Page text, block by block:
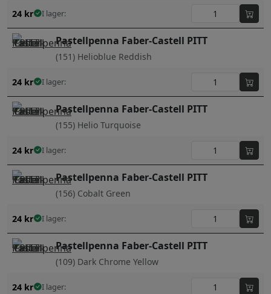
24 kr I lager:
Pastellpenna Faber-Castell PITT
(151) Helioblue Reddish
24 kr I lager:
Pastellpenna Faber-Castell PITT
(155) Helio Turquoise
24 kr I lager:
Pastellpenna Faber-Castell PITT
(156) Cobalt Green
24 kr I lager:
Pastellpenna Faber-Castell PITT
(109) Dark Chrome Yellow
24 kr I lager: